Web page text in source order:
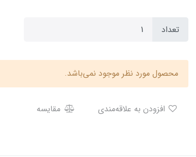
تعداد
محصول مورد نظر موجود نمی‌باشد.
مقایسه